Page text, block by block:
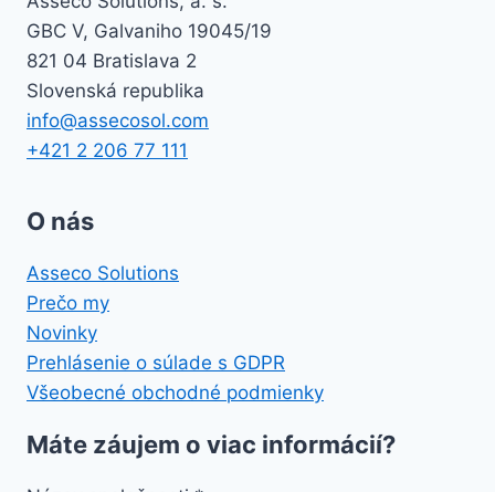
GBC V, Galvaniho 19045/19
821 04 Bratislava 2
Slovenská republika
info@assecosol.com
+421 2 206 77 111
O nás
Asseco Solutions
Prečo my
Novinky
Prehlásenie o súlade s GDPR
Všeobecné obchodné podmienky
Máte záujem o viac informácií?